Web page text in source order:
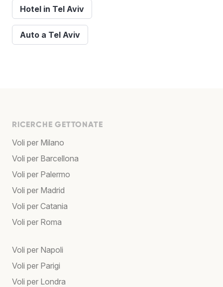
Hotel in Tel Aviv
Auto a Tel Aviv
RICERCHE GETTONATE
Voli per Milano
Voli per Barcellona
Voli per Palermo
Voli per Madrid
Voli per Catania
Voli per Roma
Voli per Napoli
Voli per Parigi
Voli per Londra